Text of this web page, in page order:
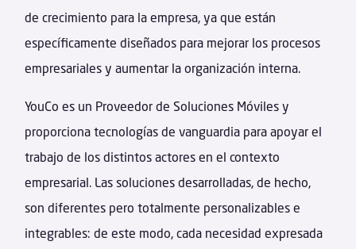
de crecimiento para la empresa, ya que están
específicamente diseñados para mejorar los procesos
empresariales y aumentar la organización interna.
YouCo es un Proveedor de Soluciones Móviles y
proporciona tecnologías de vanguardia para apoyar el
trabajo de los distintos actores en el contexto
empresarial. Las soluciones desarrolladas, de hecho,
son diferentes pero totalmente personalizables e
integrables: de este modo, cada necesidad expresada